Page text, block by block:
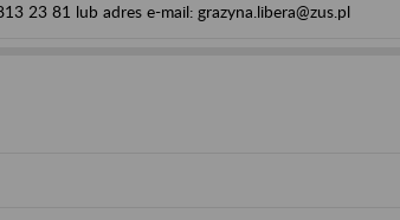
23 81 lub adres e-mail: grazyna.libera@zus.pl